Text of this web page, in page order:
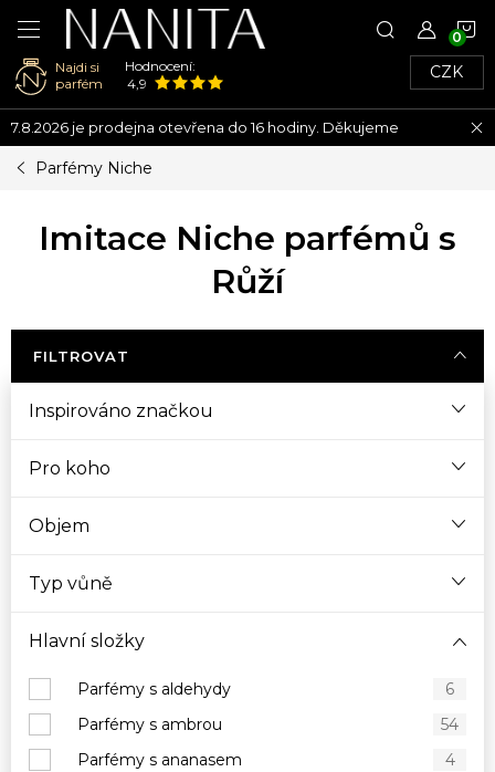
Přejít
na
obsah
Najdi si
parfém
Hodnocení:
4,9
CZK
7.8.2026 je prodejna otevřena do 16 hodiny. Děkujeme
Parfémy Niche
Imitace Niche parfémů s
Růží
FILTROVAT
Inspirováno značkou
Pro koho
Objem
Typ vůně
Hlavní složky
Parfémy s aldehydy
6
Parfémy s ambrou
54
Parfémy s ananasem
4